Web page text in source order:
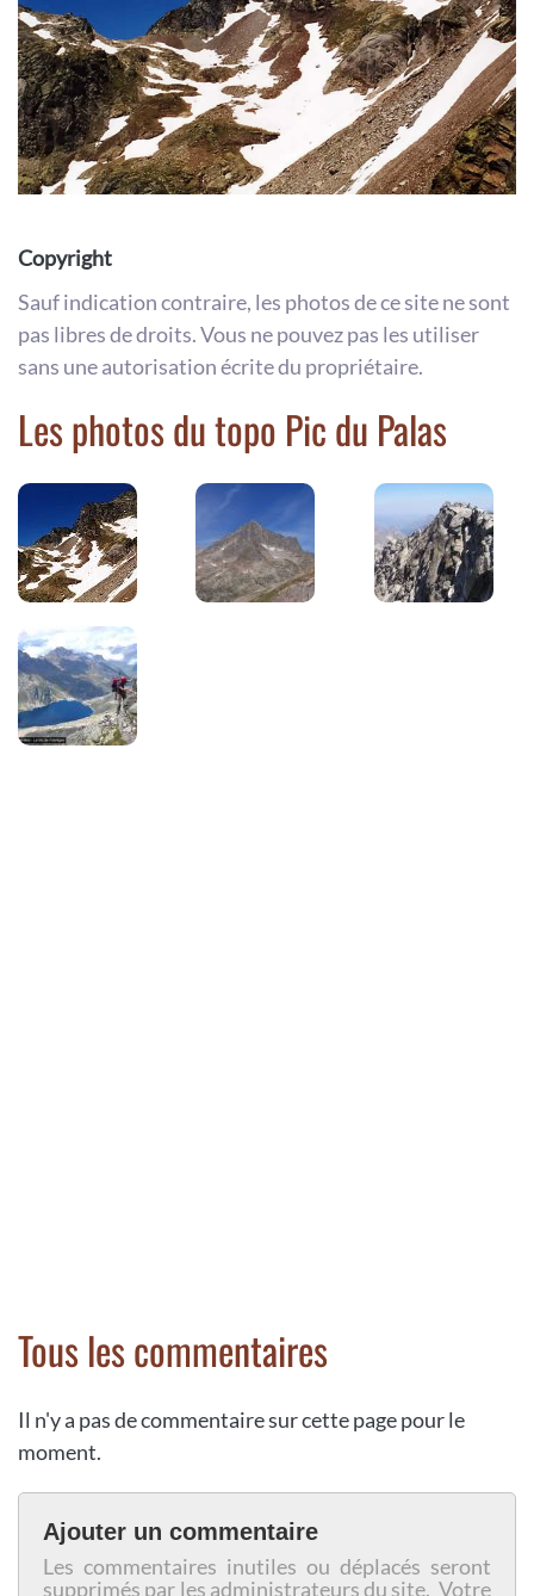
Copyright
Sauf indication contraire, les photos de ce site ne sont
pas libres de droits. Vous ne pouvez pas les utiliser
sans une autorisation écrite du propriétaire.
Les photos du topo Pic du Palas
Tous les commentaires
Il n'y a pas de commentaire sur cette page pour le
moment.
Ajouter un commentaire
Les commentaires inutiles ou déplacés seront
supprimés par les administrateurs du site. Votre